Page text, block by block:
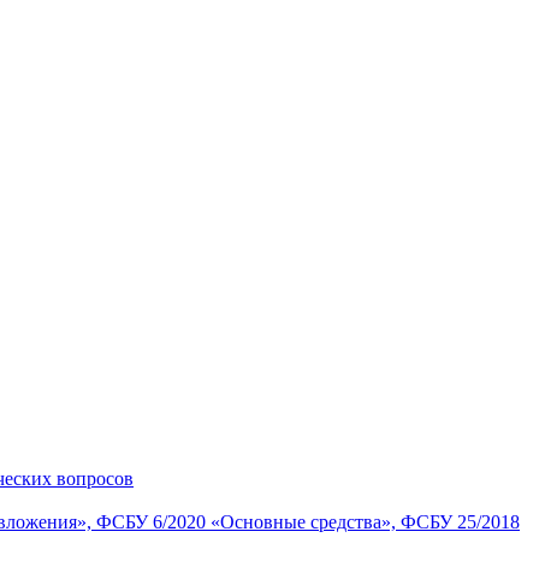
вопросов
ФСБУ 6/2020 «Основные средства», ФСБУ 25/2018